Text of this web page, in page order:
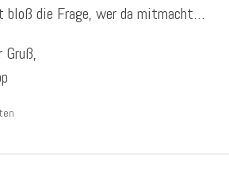
bloß die Frage, wer da mitmacht…
Gruß,